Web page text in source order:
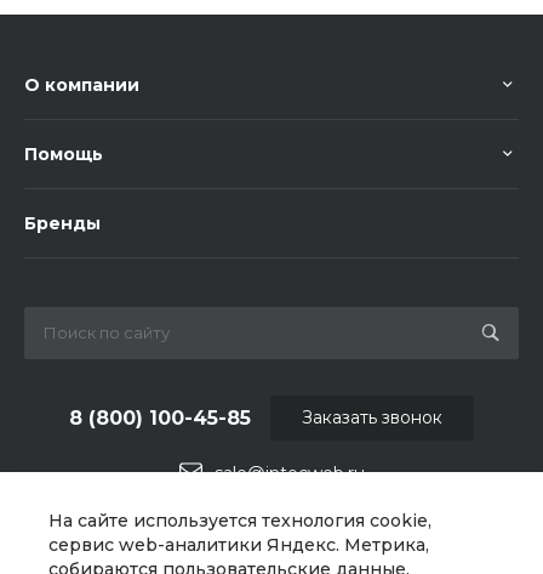
На сайте используется технология cookie,
сервис web-аналитики Яндекс. Метрика,
собираются пользовательские данные.
О компании
Помощь
Бренды
sale@intecweb.ru
8 (800) 100-45-85
г. Москва, ул. Люсиновская, д. 39
Заказать звонок